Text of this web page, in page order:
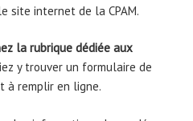
site internet de la CPAM.
la rubrique dédiée aux
y trouver un formulaire de
à remplir en ligne.